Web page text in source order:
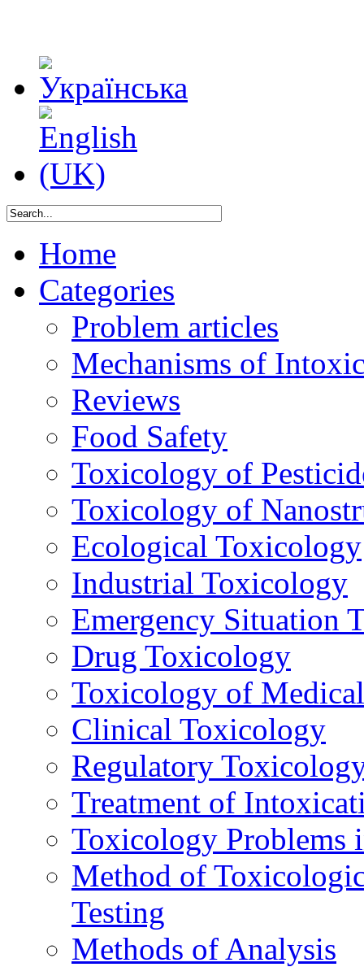
Home
Categories
Problem articles
Mechanisms of
Reviews
Food Safety
Toxicology of
Toxicology of
Ecological Toxicology
Industrial Toxicology
Emergency Situation
Drug Toxicology
Toxicology of
Clinical Toxicology
Regulatory
Treatment of
Toxicology Problems
Method of
Testing
Methods of Analysis